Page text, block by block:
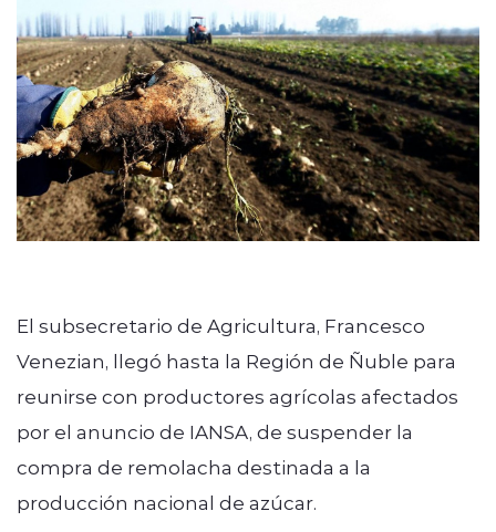
El subsecretario de Agricultura, Francesco
Venezian, llegó hasta la Región de Ñuble para
reunirse con productores agrícolas afectados
por el anuncio de IANSA, de suspender la
compra de remolacha destinada a la
producción nacional de azúcar.